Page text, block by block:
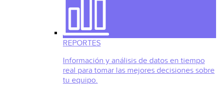
REPORTES
Información y análisis de datos en tiempo
real para tomar las mejores decisiones sobre
tu equipo.